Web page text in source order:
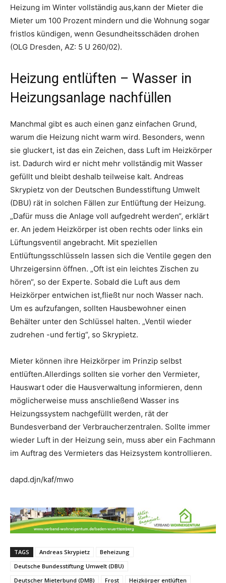
Heizung im Winter vollständig aus,kann der Mieter die
Mieter um 100 Prozent mindern und die Wohnung sogar
fristlos kündigen, wenn Gesundheitsschäden drohen
(OLG Dresden, AZ: 5 U 260/02).
Heizung entlüften – Wasser in
Heizungsanlage nachfüllen
Manchmal gibt es auch einen ganz einfachen Grund,
warum die Heizung nicht warm wird. Besonders, wenn
sie gluckert, ist das ein Zeichen, dass Luft im Heizkörper
ist. Dadurch wird er nicht mehr vollständig mit Wasser
gefüllt und bleibt deshalb teilweise kalt. Andreas
Skrypietz von der Deutschen Bundesstiftung Umwelt
(DBU) rät in solchen Fällen zur Entlüftung der Heizung.
„Dafür muss die Anlage voll aufgedreht werden“, erklärt
er. An jedem Heizkörper ist oben rechts oder links ein
Lüftungsventil angebracht. Mit speziellen
Entlüftungsschlüsseln lassen sich die Ventile gegen den
Uhrzeigersinn öffnen. „Oft ist ein leichtes Zischen zu
hören“, so der Experte. Sobald die Luft aus dem
Heizkörper entwichen ist,fließt nur noch Wasser nach.
Um es aufzufangen, sollten Hausbewohner einen
Behälter unter den Schlüssel halten. „Ventil wieder
zudrehen -und fertig“, so Skrypietz.
Mieter können ihre Heizkörper im Prinzip selbst
entlüften.Allerdings sollten sie vorher den Vermieter,
Hauswart oder die Hausverwaltung informieren, denn
möglicherweise muss anschließend Wasser ins
Heizungssystem nachgefüllt werden, rät der
Bundesverband der Verbraucherzentralen. Sollte immer
wieder Luft in der Heizung sein, muss aber ein Fachmann
im Auftrag des Vermieters das Heizsystem kontrollieren.
dapd.djn/kaf/mwo
TAGS Andreas Skrypietz
Beheizung
Deutsche Bundesstiftung Umwelt (DBU)
Deutscher Mieterbund (DMB)
Frost Heizkörper entlüften